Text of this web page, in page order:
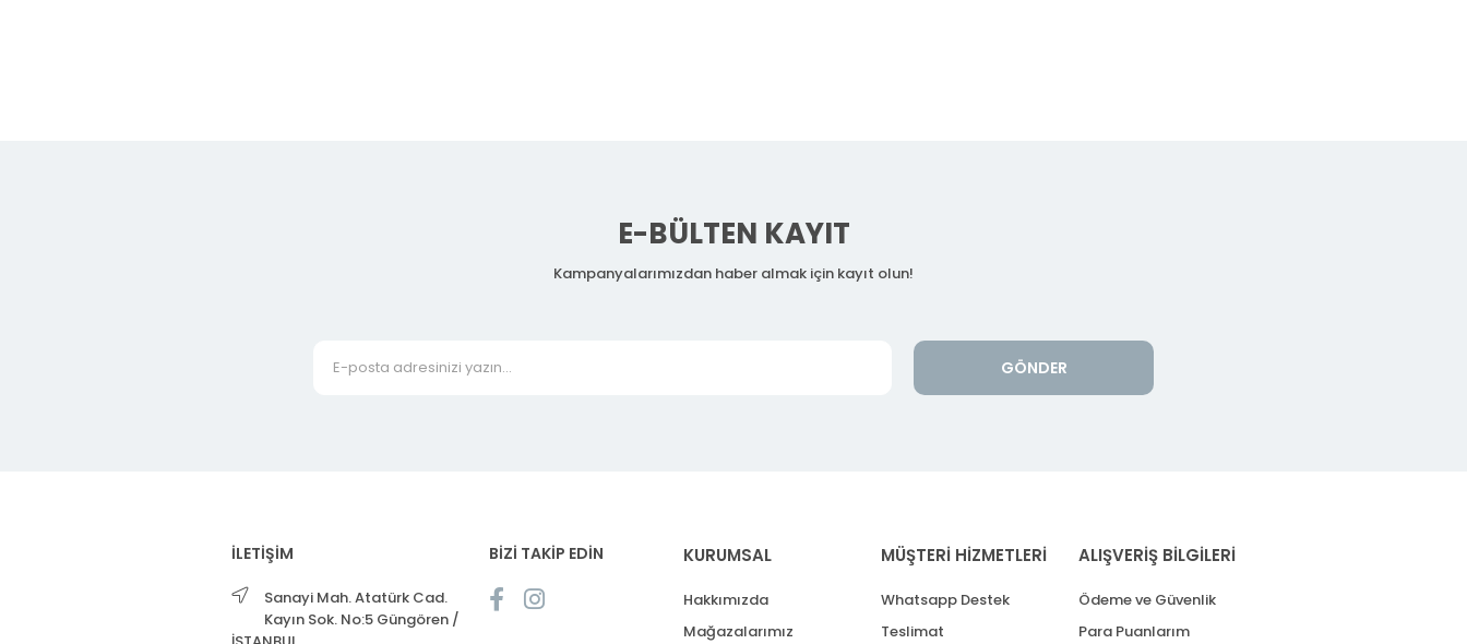
E-BÜLTEN KAYIT
Kampanyalarımızdan haber almak için kayıt olun!
GÖNDER
İLETİŞİM
Sanayi Mah. Atatürk Cad.
Kayın Sok. No:5 Güngören /
BİZİ TAKİP EDİN KURUMSAL
Hakkımızda
Mağazalarımız
MÜŞTERİ HİZMETLERİ
Whatsapp Destek
Teslimat
ALIŞVERİŞ BİLGİLERİ
Ödeme ve Güvenlik
Para Puanlarım